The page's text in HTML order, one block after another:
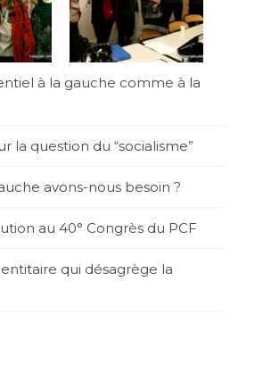
à la gauche comme à la
la question du “socialisme”
avons-nous besoin ?
au 40° Congrès du PCF
qui désagrège la